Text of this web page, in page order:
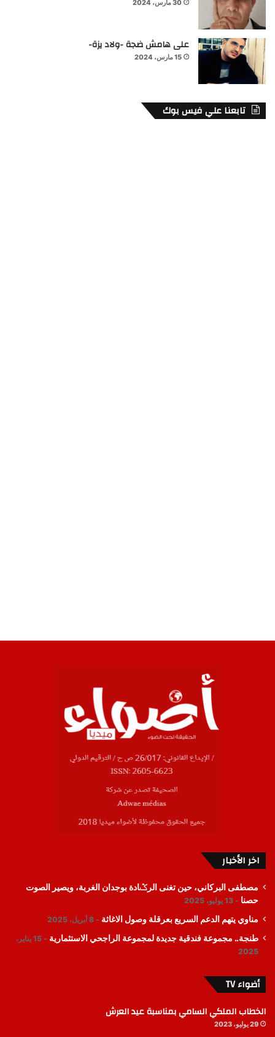
30 مارس، 2024
على هامش ضجة -ولاد يزة-
15 مارس، 2024
تابعنا علي فيس بوك
اخر الأخبار
مصطفى البركاني، حين تغنى الرݣادة بوجدان الغربة، ويصير الصوت
حصنا
13 يوليو، 2025
مناوي يتهم الدعم السريع بعرقلة وصول الاغاثة 8 أبريل، 2025
طنجة.. مجموعة فندقية جديدة لمجموعة الراجحي الاستثمارية
15 يناير،
2025
أضواء TV
الخطاب الملكي السامي بمناسبة عيد العرش
29 يوليو، 2023